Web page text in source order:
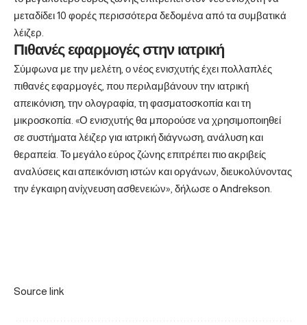
μεταδίδει 10 φορές περισσότερα δεδομένα από τα συμβατικά
λέιζερ.
Πιθανές εφαρμογές στην ιατρική
Σύμφωνα με την μελέτη, ο νέος ενισχυτής έχει πολλαπλές
πιθανές εφαρμογές, που περιλαμβάνουν την ιατρική
απεικόνιση, την ολογραφία, τη φασματοσκοπία και τη
μικροσκοπία. «Ο ενισχυτής θα μπορούσε να χρησιμοποιηθεί
σε συστήματα λέιζερ για ιατρική διάγνωση, ανάλυση και
θεραπεία. Το μεγάλο εύρος ζώνης επιτρέπει πιο ακριβείς
αναλύσεις και απεικόνιση ιστών και οργάνων, διευκολύνοντας
την έγκαιρη ανίχνευση ασθενειών», δήλωσε ο Andrekson.
Source link